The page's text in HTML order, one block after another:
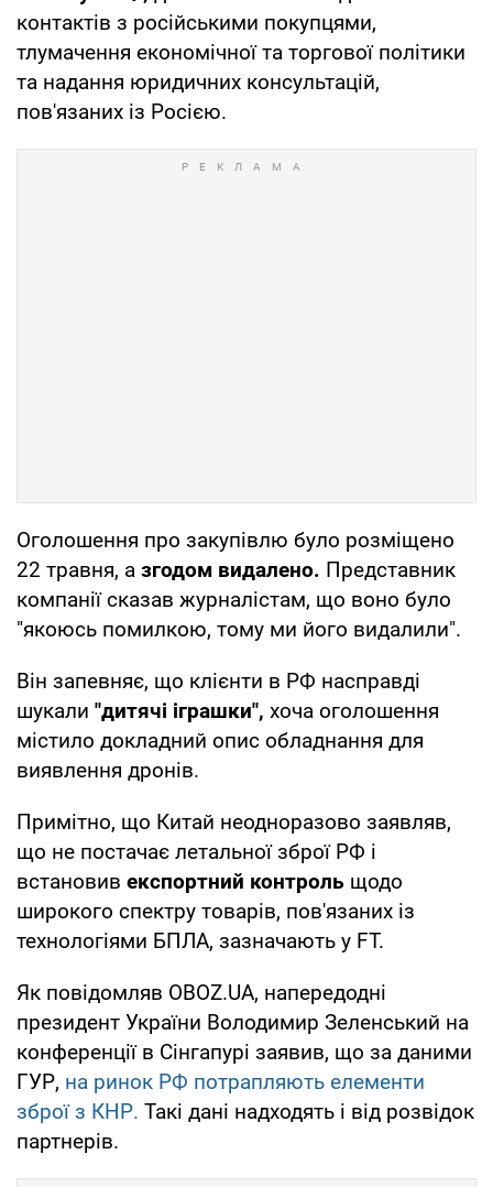
контактів з російськими покупцями,
тлумачення економічної та торгової політики
та надання юридичних консультацій,
пов'язаних із Росією.
Оголошення про закупівлю було розміщено
22 травня, а згодом видалено. Представник
компанії сказав журналістам, що воно було
"якоюсь помилкою, тому ми його видалили".
Він запевняє, що клієнти в РФ насправді
шукали "дитячі іграшки", хоча оголошення
містило докладний опис обладнання для
виявлення дронів.
Примітно, що Китай неодноразово заявляв,
що не постачає летальної зброї РФ і
встановив експортний контроль щодо
широкого спектру товарів, пов'язаних із
технологіями БПЛА, зазначають у FT.
Як повідомляв OBOZ.UA, напередодні
президент України Володимир Зеленський на
конференції в Сінгапурі заявив, що за даними
ГУР, на ринок РФ потрапляють елементи
зброї з КНР. Такі дані надходять і від розвідок
партнерів.